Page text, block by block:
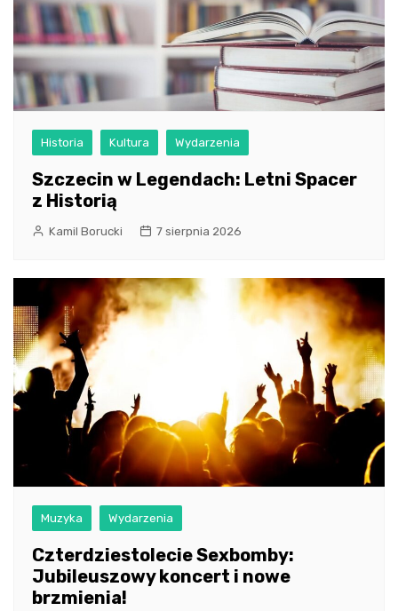
Historia Kultura Wydarzenia
Szczecin w Legendach: Letni Spacer
z Historią
Kamil Borucki 7 sierpnia 2026
Muzyka Wydarzenia
Czterdziestolecie Sexbomby:
Jubileuszowy koncert i nowe
brzmienia!